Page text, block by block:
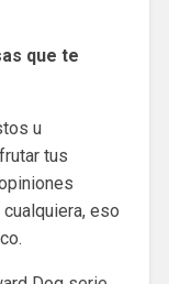
que te
u
tus
eso